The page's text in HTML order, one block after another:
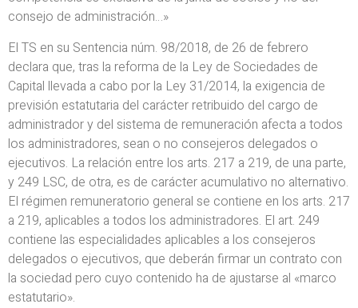
consejo de administración…»
El TS en su Sentencia núm. 98/2018, de 26 de febrero
declara que, tras la reforma de la Ley de Sociedades de
Capital llevada a cabo por la Ley 31/2014, la exigencia de
previsión estatutaria del carácter retribuido del cargo de
administrador y del sistema de remuneración afecta a todos
los administradores, sean o no consejeros delegados o
ejecutivos. La relación entre los arts. 217 a 219, de una parte,
y 249 LSC, de otra, es de carácter acumulativo no alternativo.
El régimen remuneratorio general se contiene en los arts. 217
a 219, aplicables a todos los administradores. El art. 249
contiene las especialidades aplicables a los consejeros
delegados o ejecutivos, que deberán firmar un contrato con
la sociedad pero cuyo contenido ha de ajustarse al «marco
estatutario».